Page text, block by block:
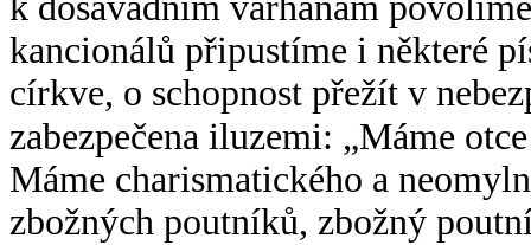
kancionálů připustíme i některé
církve, o schopnost přežít v
zabezpečena iluzemi: „Máme
Máme charismatického a
zbožných poutníků, zbožný